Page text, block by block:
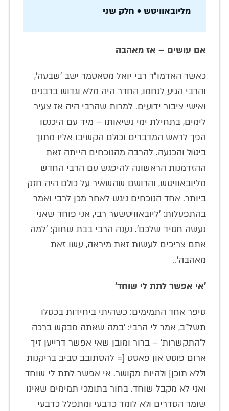
מליובאוויטש • חלק שני
אם עושים – אז מאהבה
כאשר האדמו"ר רבי יואל מסאטמר ישב 'שבעה',
והרבי הגיע לנחמו, החדר היה מלא וגדוש ברבנים
ואישי ציבור ידועים. למרות שהרבי היה אז צעיר
לימים, בתחילת ימי נשיאותו – מיד עם היכנסו
הפך לראש המדברים וכולם הקשיבו אליו מתוך
ביטול והכנעה. להרבה מהנוכחים הייתה זאת
ההזדמנות הראשונה להיפגש עם הרבי החדש
מליובאוויטש, והרושם שהשאיר על כולם היה חזק
ביותר. אחד הנוכחים ניגש לאחר מכן לרבי ואמר
בהתפעלות: 'ליובאוויטשער רבי, אני פוחד שאני
נעשה חסיד שלכם'. נענה הרבי בבת שחוק: 'למה
אתם צריכים לעשות זאת מיראה, עשו זאת
מאהבה'..
'אי אפשר לתת לי שוחד'
סיפר אחד התמימים: כשהיתי ביחידות בכסלו
תשל"ב, אמר לי הרבי: 'במה שאתה מבקש ברכה
ל'התקשרות' – ברור ומובן שאי אפשר דרייען זיך
ארום פוסט און פאסט [= להסתובב סביב בריקנות
וללא תוכן] ולהיות מקושר. אי אפשר לתת לי שוחד
ואני לא מקבל שוחד. בחור בתומכי תמימים שאינו
שומר הסדרים ולא לומד כדבעי ומתפלל כדבעי